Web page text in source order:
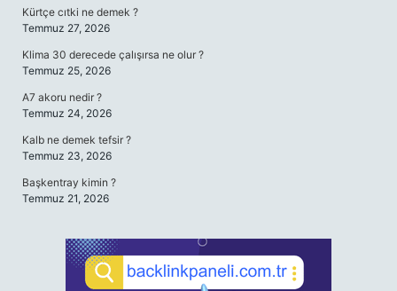
Kürtçe cıtki ne demek ?
Temmuz 27, 2026
Klima 30 derecede çalışırsa ne olur ?
Temmuz 25, 2026
A7 akoru nedir ?
Temmuz 24, 2026
Kalb ne demek tefsir ?
Temmuz 23, 2026
Başkentray kimin ?
Temmuz 21, 2026